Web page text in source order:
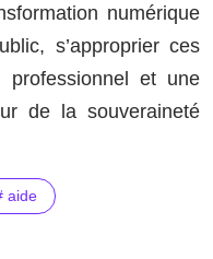
numérique
s’approprier ces
et une
de la souveraineté
aide
souverain au service